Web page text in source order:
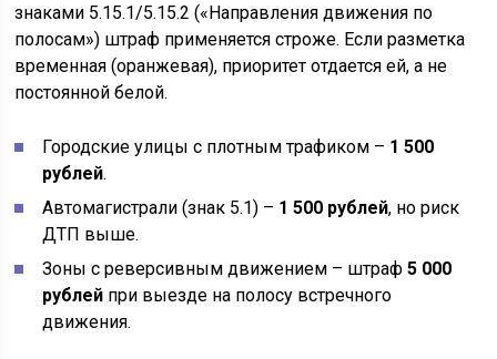
знаками 5.15.1/5.15.2 («Направления движения по
полосам») штраф применяется строже. Если разметка
временная (оранжевая), приоритет отдается ей, а не
постоянной белой.
Городские улицы с плотным трафиком – 1 500
рублей.
Автомагистрали (знак 5.1) – 1 500 рублей, но риск
ДТП выше.
Зоны с реверсивным движением – штраф5 000
рублей при выезде на полосу встречного
движения.